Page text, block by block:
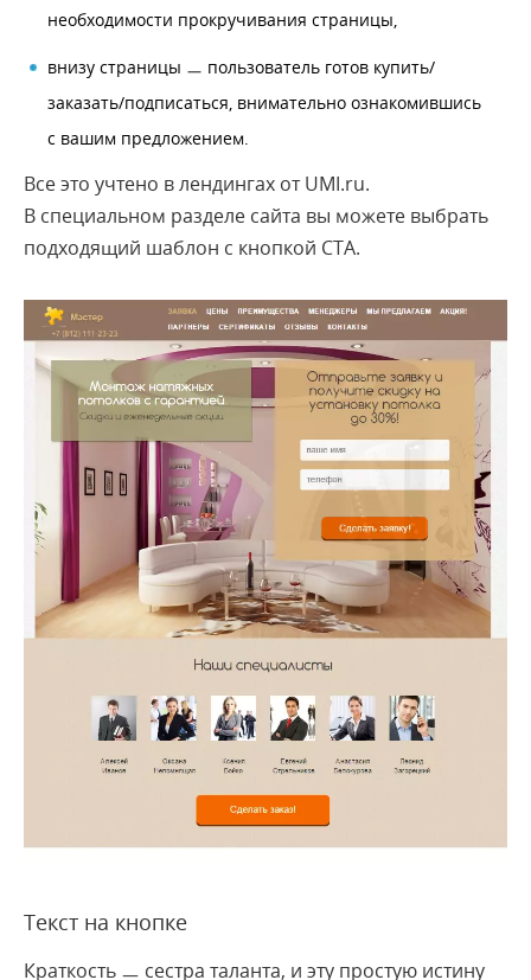
необходимости прокручивания страницы,
внизу страницы ㅡ пользователь готов купить/
заказать/подписаться, внимательно ознакомившись
с вашим предложением.
Все это учтено в лендингах от UMI.ru.
В специальном разделе сайта вы можете выбрать
подходящий шаблон с кнопкой СТА.
Текст на кнопке
Краткость ㅡ сестра таланта, и эту простую истину